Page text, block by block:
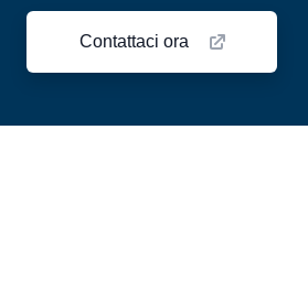
Contattaci ora